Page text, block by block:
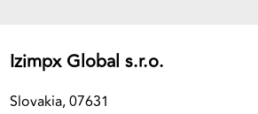
Izimpx Global s.r.o.
Slovakia, 07631